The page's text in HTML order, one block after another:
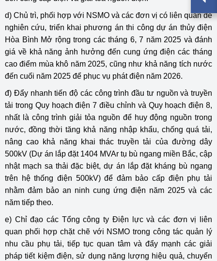
d) Chủ trì, phối hợp với NSMO và các đơn vị có liên quan để
nghiên cứu, triển khai phương án thi công dự án thủy điện
Hòa Bình Mở rộng trong các tháng 6, 7 năm 2025 và đánh
giá về khả năng ảnh hưởng đến cung ứng điện các tháng
cao điểm mùa khô năm 2025, cũng như khả năng tích nước
đến cuối năm 2025 để phục vụ phát điện năm 2026.
đ) Đẩy nhanh tiến độ các công trình đầu tư nguồn và truyền
tải trong Quy hoạch điện 7 điều chỉnh và Quy hoạch điện 8,
nhất là công trình giải tỏa nguồn để huy động nguồn trong
nước, đồng thời tăng khả năng nhập khẩu, chống quá tải,
nâng cao khả năng khai thác truyền tải của đường dây
500kV (Dự án lắp đặt 1404 MVAr tụ bù ngang miền Bắc, cập
nhật mạch sa thải đặc biệt, dự án lắp đặt kháng bù ngang
trên hệ thống điện 500kV) để đảm bảo cấp điện phụ tải
nhằm đảm bảo an ninh cung ứng điện năm 2025 và các
năm tiếp theo.
e) Chỉ đạo các Tổng công ty Điện lực và các đơn vị liên
quan phối hợp chặt chẽ với NSMO trong công tác quản lý
nhu cầu phụ tải, tiếp tục quan tâm và đẩy mạnh các giải
pháp tiết kiệm điện, sử dụng năng lượng hiệu quả, chuyển